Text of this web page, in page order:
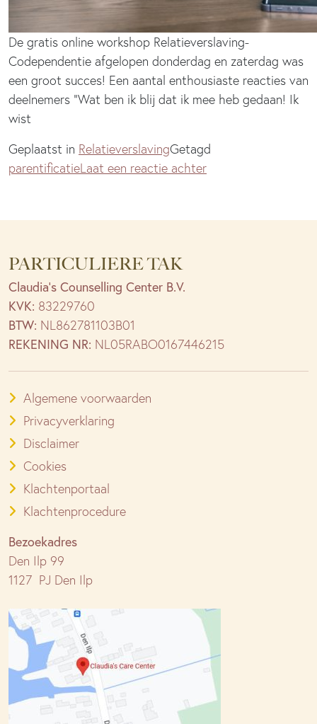
De gratis online workshop Relatieverslaving-
Codependentie afgelopen donderdag en zaterdag was
een groot succes! Een aantal enthousiaste reacties van
deelnemers “Wat ben ik blij dat ik mee heb gedaan! Ik
wist
Geplaatst in RelatieverslavingGetagd
parentificatieLaat een reactie achterop
opnieuw
(laatste
PARTICULIERE TAK
Claudia’s Counselling Center B.V.
KVK: 83229760
BTW: NL862781103B01
REKENING NR: NL05RABO0167446215
Algemene voorwaarden
Privacyverklaring
Disclaimer
Cookies
Klachtenportaal
Klachtenprocedure
Bezoekadres
Den Ilp 99
1127 PJ Den Ilp